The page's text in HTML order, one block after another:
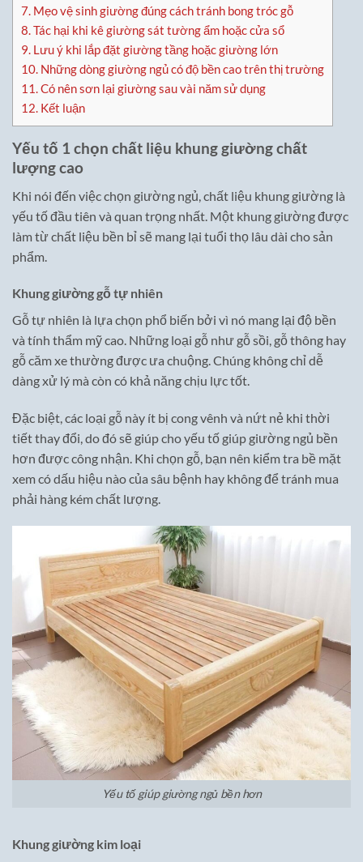
7. Mẹo vệ sinh giường đúng cách tránh bong tróc gỗ
8.Tác hại khi kê giường sát tường ẩm hoặc cửa sổ
9. Lưu ý khi lắp đặt giường tầng hoặc giường lớn
10. Những dòng giường ngủ có độ bền cao trên thị trường
11.Có nên sơn lại giường sau vài năm sử dụng
12. Kết luận
Yếu tố 1 chọn chất liệu khung giường chất
lượng cao
Khi nói đến việc chọn giường ngủ, chất liệu khung giường là
yếu tố đầu tiên và quan trọng nhất. Một khung giường được
làm từ chất liệu bền bỉ sẽ mang lại tuổi thọ lâu dài cho sản
phẩm.
Khung giường gỗ tự nhiên
Gỗ tự nhiên là lựa chọn phổ biến bởi vì nó mang lại độ bền
và tính thẩm mỹ cao. Những loại gỗ như gỗ sồi, gỗ thông hay
gỗ căm xe thường được ưa chuộng. Chúng không chỉ dễ
dàng xử lý mà còn có khả năng chịu lực tốt.
Đặc biệt, các loại gỗ này ít bị cong vênh và nứt nẻ khi thời
tiết thay đổi, do đó sẽ giúp cho yếu tố giúp giường ngủ bền
hơn được công nhận. Khi chọn gỗ, bạn nên kiểm tra bề mặt
xem có dấu hiệu nào của sâu bệnh hay không để tránh mua
phải hàng kém chất lượng.
Yếu tố giúp giường ngủ bền hơn
Khung giường kim loại